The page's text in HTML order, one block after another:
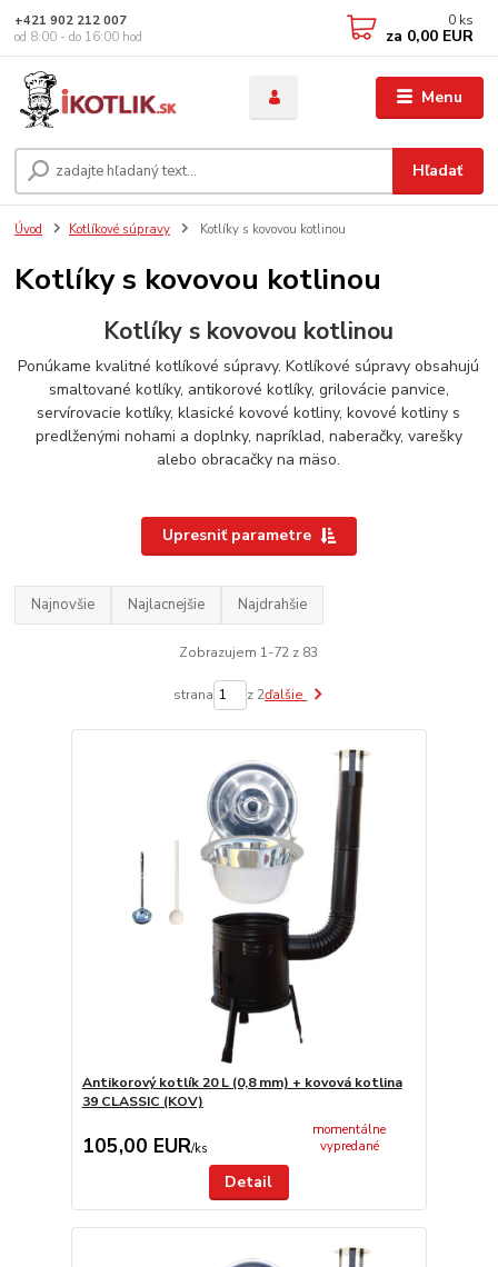
Menu
Hľadať
+421 902 212 007
od 8:00 - do 16:00 hod
0 ks
za 0,00 EUR
Úvod Kotlíkové súpravy Kotlíky s kovovou kotlinou
Kotlíky s kovovou kotlinou
Kotlíky s kovovou kotlinou
Ponúkame kvalitné kotlíkové súpravy. Kotlíkové súpravy obsahujú
smaltované kotlíky, antikorové kotlíky, grilovácie panvice,
servírovacie kotlíky, klasické kovové kotliny, kovové kotliny s
predlženými nohami a doplnky, napríklad, naberačky, varešky
alebo obracačky na mäso.
Upresniť parametre
Najnovšie Najlacnejšie Najdrahšie
Zobrazujem 1-72 z 83
strana z 2ďalšie
Antikorový kotlík 20 L (0,8 mm) + kovová kotlina
39 CLASSIC (KOV)
105,00 EUR/ks
momentálne
vypredané
Detail